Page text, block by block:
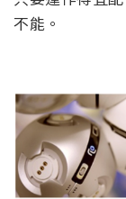
不能。